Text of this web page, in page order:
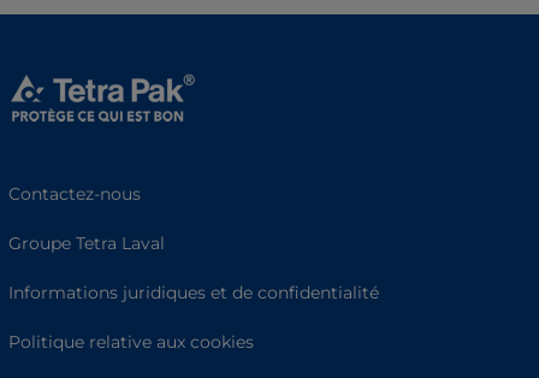
Contactez-nous
Groupe Tetra Laval
Informations juridiques et de confidentialité
Politique relative aux cookies